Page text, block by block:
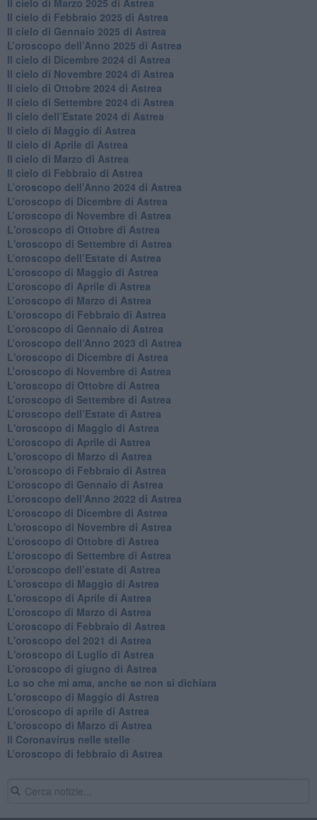
Il cielo di Marzo 2025 di Astrea
​Il cielo di Febbraio 2025 di Astrea
Il cielo di Gennaio 2025 di Astrea
​L’oroscopo dell’Anno 2025 di Astrea
​Il cielo di Dicembre 2024 di Astrea
Il cielo di Novembre 2024 di Astrea
​Il cielo di Ottobre 2024 di Astrea
​Il cielo di Settembre 2024 di Astrea
Il cielo dell’Estate 2024 di Astrea
Il cielo di Maggio di Astrea
Il cielo di Aprile di Astrea
​Il cielo di Marzo di Astrea
​Il cielo di Febbraio di Astrea
​L’oroscopo dell’Anno 2024 di Astrea
​L’oroscopo di Dicembre di Astrea
​L’oroscopo di Novembre di Astrea
L'oroscopo di Ottobre di Astrea
L'oroscopo di Settembre di Astrea
L’oroscopo dell’Estate di Astrea
​L’oroscopo di Maggio di Astrea
​L’oroscopo di Aprile di Astrea
L’oroscopo di Marzo di Astrea
L'oroscopo di Febbraio di Astrea
​L’oroscopo di Gennaio di Astrea
​L’oroscopo dell’Anno 2023 di Astrea
L'oroscopo di Dicembre di Astrea
L’oroscopo di Novembre di Astrea
L'oroscopo di Ottobre di Astrea
​L’oroscopo di Settembre di Astrea
​L’oroscopo dell’Estate di Astrea
L'oroscopo di Maggio di Astrea
​L’oroscopo di Aprile di Astrea
L'oroscopo di Marzo di Astrea
L'oroscopo di Febbraio di Astrea
​L’oroscopo di Gennaio di Astrea
​L’oroscopo dell’Anno 2022 di Astrea
​L’oroscopo di Dicembre di Astrea
L'oroscopo di Novembre di Astrea
​L’oroscopo di Ottobre di Astrea
​L’oroscopo di Settembre di Astrea
L’oroscopo dell’estate di Astrea
L'oroscopo di Maggio di Astrea
L'oroscopo di Aprile di Astrea
​L’oroscopo di Marzo di Astrea
​L’oroscopo di Febbraio di Astrea
L'oroscopo del 2021 di Astrea
L'oroscopo di Luglio di Astrea
​L’oroscopo di giugno di Astrea
​Lo so che mi ama, anche se non si dichiara
L'oroscopo di Maggio di Astrea
​L’oroscopo di aprile di Astrea
L'oroscopo di Marzo di Astrea
Il Coronavirus nelle stelle
​L’oroscopo di febbraio di Astrea